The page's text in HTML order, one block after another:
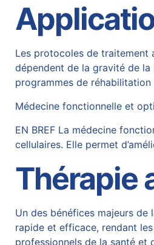
Les protocoles de traitement
dépendent de la gravité de
programmes de
Médecine fonctionnelle et
EN BREF La médecine
cellulaires. Elle permet
Thérapie
Un des bénéfices majeurs de
rapide et efficace, rendant
professionnels de la santé et